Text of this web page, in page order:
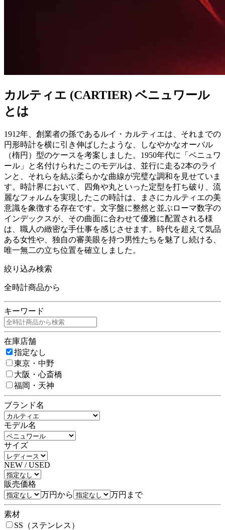
カルティエ (CARTIER) ベニュワール
とは
1912年、創業者の孫であるルイ・カルティエは、それまでの
円形時計を横に引き伸ばしたような、しなやかなオーバル
（楕円）型のケースを考案しました。1950年代に「ベニュワ
ール」と名付けられたこのモデルは、並行に走る2本のライ
ンと、それらを結ぶ柔らかな曲線が完璧な調和を見せていま
す。時計界において、四角や丸といった定型を打ち破り、流
麗なフォルムを実現したこの時計は、まさにカルティエの美
意識を象徴する存在です。文字盤に整然と並ぶローマ数字の
インデックスが、その曲面に合わせて優雅に配置される様
は、職人の緻密な手仕事を感じさせます。時代を超えて気品
ある女性や、独自の審美眼を持つ男性たちを魅了し続ける、
唯一無二の立ち位置を確立しました。
絞り込み検索
全時計商品から
キーワード
在庫店舗
指定なし
東京・中野
大阪・心斎橋
福岡・天神
ブランド名
モデル名
サイズ
NEW / USED
販売価格
万円から
万円まで
素材
SS（ステンレス）